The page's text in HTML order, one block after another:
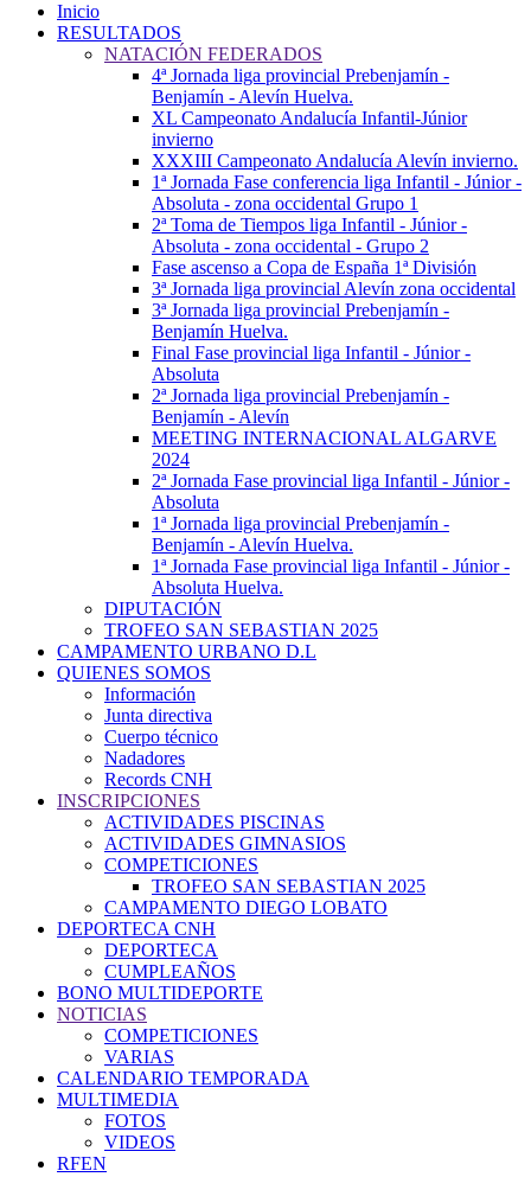
Inicio
RESULTADOS
NATACIÓN FEDERADOS
4ª Jornada liga provincial Prebenjamín -
Benjamín - Alevín Huelva.
XL Campeonato Andalucía Infantil-Júnior
invierno
XXXIII Campeonato Andalucía Alevín invierno.
1ª Jornada Fase conferencia liga Infantil - Júnior -
Absoluta - zona occidental Grupo 1
2ª Toma de Tiempos liga Infantil - Júnior -
Absoluta - zona occidental - Grupo 2
Fase ascenso a Copa de España 1ª División
3ª Jornada liga provincial Alevín zona occidental
3ª Jornada liga provincial Prebenjamín -
Benjamín Huelva.
Final Fase provincial liga Infantil - Júnior -
Absoluta
2ª Jornada liga provincial Prebenjamín -
Benjamín - Alevín
MEETING INTERNACIONAL ALGARVE
2024
2ª Jornada Fase provincial liga Infantil - Júnior -
Absoluta
1ª Jornada liga provincial Prebenjamín -
Benjamín - Alevín Huelva.
1ª Jornada Fase provincial liga Infantil - Júnior -
Absoluta Huelva.
DIPUTACIÓN
TROFEO SAN SEBASTIAN 2025
CAMPAMENTO URBANO D.L
QUIENES SOMOS
Información
Junta directiva
Cuerpo técnico
Nadadores
Records CNH
INSCRIPCIONES
ACTIVIDADES PISCINAS
ACTIVIDADES GIMNASIOS
COMPETICIONES
TROFEO SAN SEBASTIAN 2025
CAMPAMENTO DIEGO LOBATO
DEPORTECA CNH
DEPORTECA
CUMPLEAÑOS
BONO MULTIDEPORTE
NOTICIAS
COMPETICIONES
VARIAS
CALENDARIO TEMPORADA
MULTIMEDIA
FOTOS
VIDEOS
RFEN